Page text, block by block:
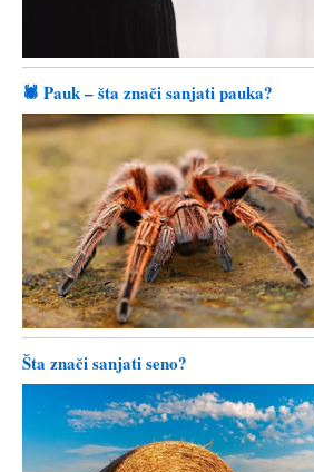
🕷️ Pauk – šta znači sanjati pauka?
Šta znači sanjati seno?